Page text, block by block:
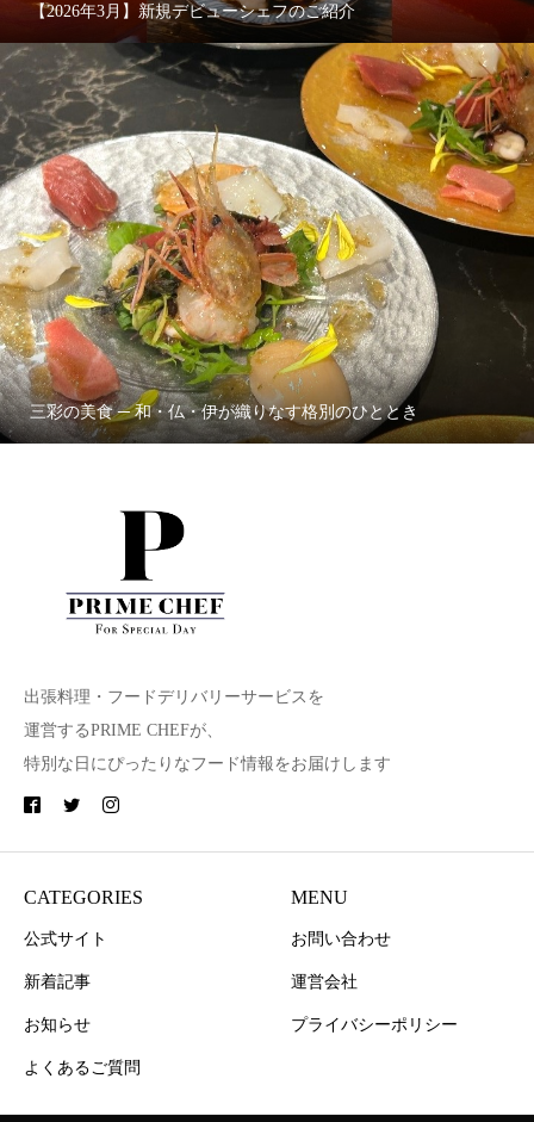
【2026年3月】新規デビューシェフのご紹介
三彩の美食 ─ 和・仏・伊が織りなす格別のひととき
出張料理・フードデリバリーサービスを
運営するPRIME CHEFが、
特別な日にぴったりなフード情報をお届けします
CATEGORIES
公式サイト
新着記事
お知らせ
よくあるご質問
MENU
お問い合わせ
運営会社
プライバシーポリシー